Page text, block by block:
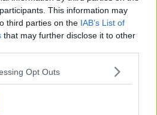
This information may
third parties on the IAB’s List of
that may further disclose it to other
Opt Outs
verdi, interconnessioni con la
che porterà a Santa Maria Novella, e
di Firenzeperchè sposterà il
verso nord ovest, verso
direzionale e di servizi in